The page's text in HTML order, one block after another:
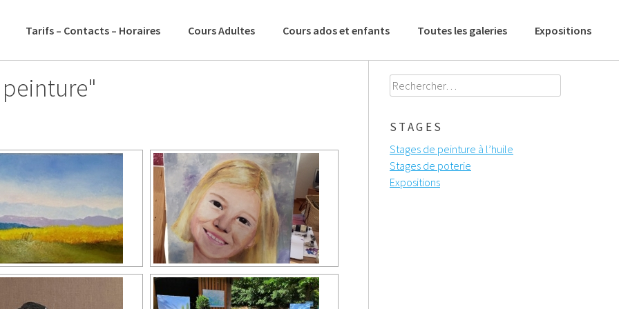
Tarifs – Contacts – Horaires Cours Adultes Cours ados et enfants Toutes les galeries Expositions
Rechercher :
STAGES
Stages de peinture à l’huile
Stages de poterie
Expositions